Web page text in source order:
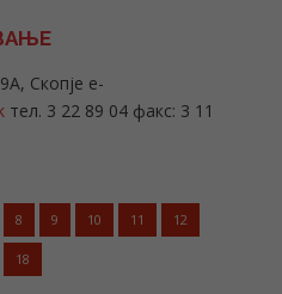
Скопје e-
тел. 3 22 89 04 факс: 3 11
8 9 10 11 12
18